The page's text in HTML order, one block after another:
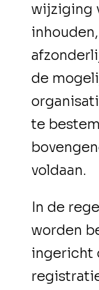
wijziging
de
te
voldaan.
In de
worden
ingericht